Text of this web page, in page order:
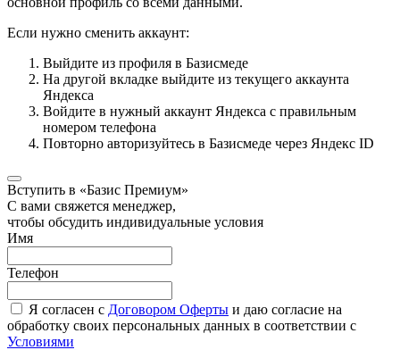
Если нужно сменить аккаунт:
Выйдите из профиля в Базисмеде
На другой вкладке выйдите из текущего аккаунта
Яндекса
Войдите в нужный аккаунт Яндекса с правильным
номером телефона
Повторно авторизуйтесь в Базисмеде через Яндекс ID
Вступить в «Базис Премиум»
С вами свяжется менеджер,
чтобы обсудить индивидуальные условия
Имя
Телефон
Я согласен с Договором Оферты и даю согласие на
обработку своих персональных данных в соответствии с
Условиями